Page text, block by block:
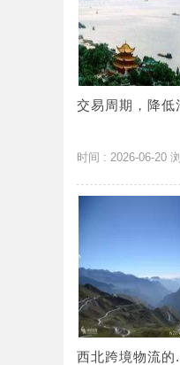
交易周期，降
时间 : 2026-06-20
西北跨境物流的